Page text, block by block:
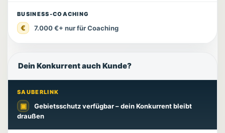
BUSINESS-COACHING
€ 7.000 €+ nur für Coaching
Dein Konkurrent auch Kunde?
SAUBERLINK
▣
Gebietsschutz verfügbar – dein Konkurrent bleibt
draußen